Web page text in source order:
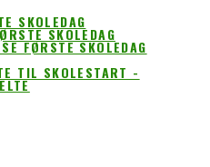
SKOLEDAG
SKOLEDAG
FØRSTE SKOLEDAG
TIL SKOLESTART -